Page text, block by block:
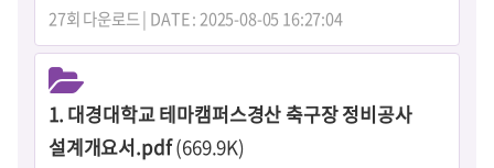
27회 다운로드 | DATE : 2025-08-05 16:27:04
1. 대경대학교 테마캠퍼스경산 축구장 정비공사
설계개요서.pdf(669.9K)